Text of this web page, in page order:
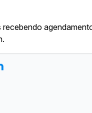
recebendo